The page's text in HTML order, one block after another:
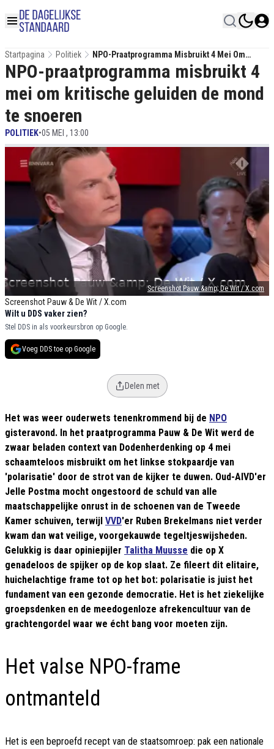
Startpagina Politiek
NPO-Praatprogramma Misbruikt 4 Mei Om
Kritische Geluiden De Mond Te Snoeren
Screenshot Pauw &amp; De Wit / X.com
Screenshot Pauw & De Wit / X.com
NPO-praatprogramma misbruikt 4
mei om kritische geluiden de mond
te snoeren
POLITIEK•05 MEI , 13:00
Wilt u DDS vaker zien?
Stel DDS in als voorkeursbron op Google.
Voeg DDS toe op Google
Delen met
Het was weer ouderwets tenenkrommend bij de NPO
gisteravond. In het praatprogramma Pauw & De Wit werd de
zwaar beladen context van Dodenherdenking op 4 mei
schaamteloos misbruikt om het linkse stokpaardje van
'polarisatie' door de strot van de kijker te duwen. Oud-AIVD'er
Jelle Postma mocht ongestoord de schuld van alle
maatschappelijke onrust in de schoenen van de Tweede
Kamer schuiven, terwijl VVD'er Ruben Brekelmans niet verder
kwam dan wat veilige, voorgekauwde tegeltjeswijsheden.
Gelukkig is daar opiniepijler Talitha Muusse die op X
genadeloos de spijker op de kop slaat. Ze fileert dit elitaire,
huichelachtige frame tot op het bot: polarisatie is juist het
fundament van een gezonde democratie. Het is het ziekelijke
groepsdenken en de meedogenloze afrekencultuur van de
grachtengordel waar we écht bang voor moeten zijn.
Het valse NPO-frame
ontmanteld
Het is een beproefd recept van de staatsomroep: pak een nationale